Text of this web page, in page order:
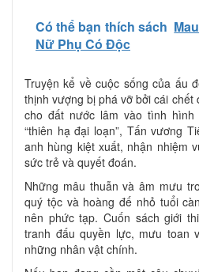
Có thể bạn thích sách
Nữ Phụ Có Độc
Truyện kể về cuộc sống của ấu
thịnh vượng bị phá vỡ bởi cái chết
cho đất nước lâm vào tình hình
“thiên hạ đại loạn”, Tấn vương
anh hùng kiệt xuất, nhận nhiệm
sức trẻ và quyết đoán.
Những mâu thuẫn và âm mưu
quý tộc và hoàng đế nhỏ tuổi
nên phức tạp. Cuốn sách giới
tranh đấu quyền lực, mưu toan
những nhân vật chính.